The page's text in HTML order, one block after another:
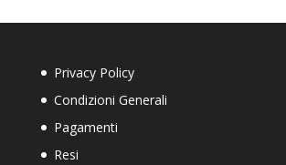
Privacy Policy
Condizioni Generali
Pagamenti
Resi